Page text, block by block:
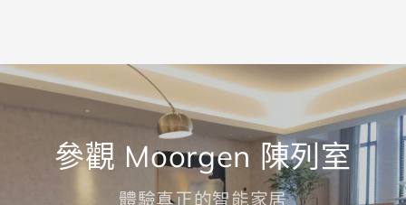
參觀 Moorgen 陳列室
體驗真正的智能家居